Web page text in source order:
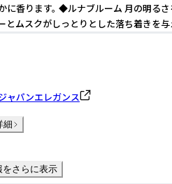
に香ります。 ◆ルナブルーム 月の明る
とムスクがしっとりとした落ち着きを与
ャパンエレガンス
細
をさらに表示